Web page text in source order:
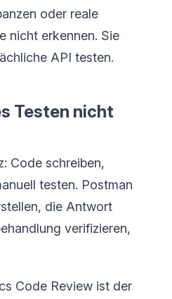
oder reale
nicht erkennen. Sie
API testen.
Testen nicht
Code schreiben,
testen. Postman
die Antwort
verifizieren,
Code Review ist der